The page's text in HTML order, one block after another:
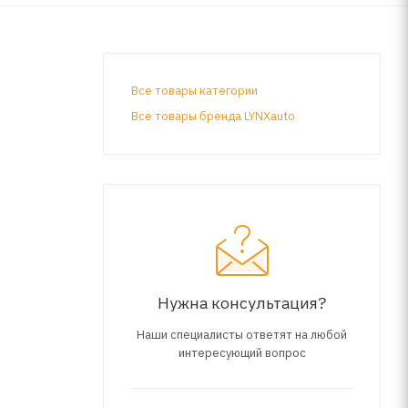
Все товары категории
Все товары бренда LYNXauto
Нужна консультация?
Наши специалисты ответят на любой
интересующий вопрос